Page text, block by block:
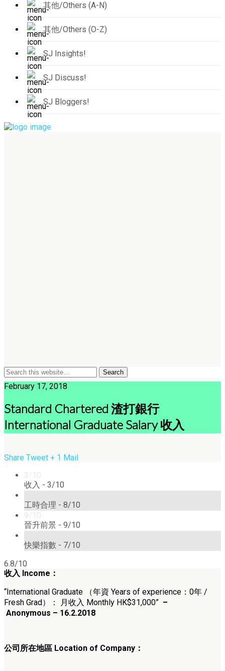
其他/Others (A-N)
其他/Others (O-Z)
SJ Insights!
SJ Discuss!
SJ Bloggers!
February 17, 2018
Standard Chartered 渣打銀行
International Graduate Salary 收入
Share Tweet + 1 Mail
3/10
收入 - 3/10
工時合理 - 8/10
9/10
晉升前景 - 9/10
快樂指數 - 7/10
6.8/10
收入 Income ：
“International Graduate （年資 Years of experience：0年 /
Fresh Grad） ： 月收入 Monthly HK$31,000” –
Anonymous – 16.2.2018
公司所在地區 Location of Company：